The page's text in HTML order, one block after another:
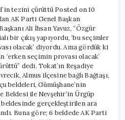
çürüttü
için
tezini çürüttü Posted on 10
AK Parti Genel Başkan
Ali İhsan Yavuz, “Özgür
bir çıkış yapıyordu, ‘bu seçimler
olacak’ diyordu. Ama gördük ki
‘erken seçimin provası olacak’
dedi. Tokat’ın Reşadiye
Almus ilçesine bağlı Bağtaşı,
beldeleri, Gümüşhane’nin
Beldesi ile Nevşehir’in Ürgüp
beldesinde gerçekleştirilen ara
Buna göre; 6 beldede AK Parti